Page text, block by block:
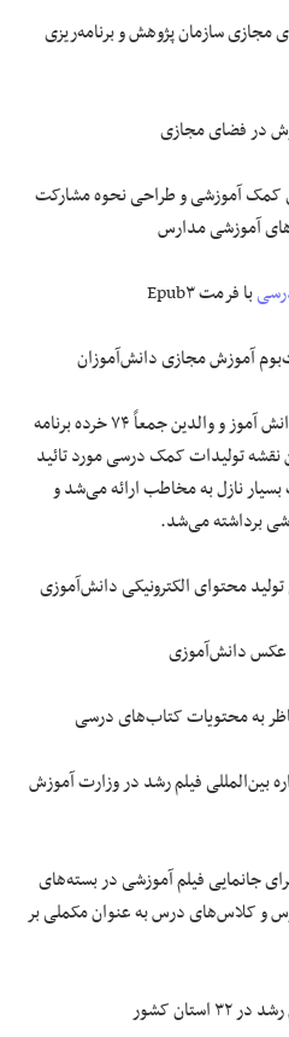
مجازی سازمان پژوهش و برنامه‌ریزی
در فضای مجازی
کمک آموزشی و طراحی نحوه مشارکت
آموزشی مدارس
با فرمت Epub۳
آموزش مجازی دانش‌آموزان
- در این طرح برای مدرسه، معلم، دانش آموز و والدین جمعاً ۷۴ خرده برنامه
تولیدات کمک درسی مورد تائید
نازل به مخاطب ارائه می‌شد و
برداشته می‌شد.
محتوای الکترونیکی دانش‌آموزی
عکس دانش‌آموزی
به محتویات کتاب‌های درسی
بین‌المللی فیلم رشد در وزارت آموزش
برای جانمایی فیلم آموزشی در بسته‌های
و کلاس‌های درس به عنوان مکملی بر
کشور